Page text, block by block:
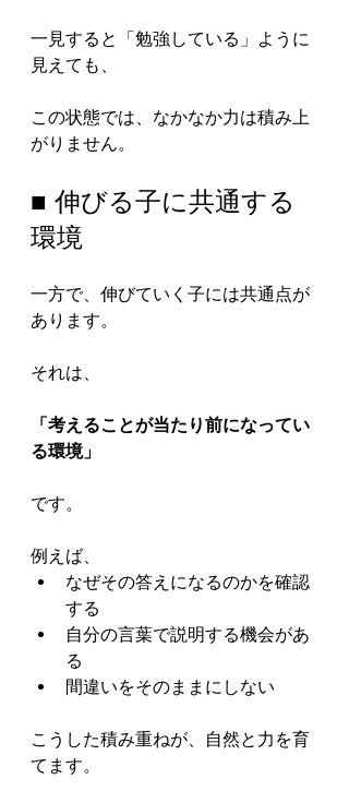
一見すると「勉強している」ように
見えても、
この状態では、なかなか力は積み上
がりません。
■ 伸びる子に共通する
環境
一方で、伸びていく子には共通点が
あります。
それは、
「考えることが当たり前になってい
る環境」
です。
例えば、
なぜその答えになるのかを確認
する
自分の言葉で説明する機会があ
る
間違いをそのままにしない
こうした積み重ねが、自然と力を育
てます。